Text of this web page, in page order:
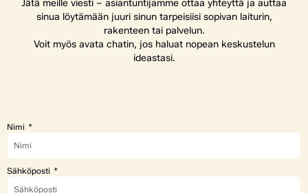
Jätä meille viesti – asiantuntijamme ottaa yhteyttä ja auttaa
sinua löytämään juuri sinun tarpeisiisi sopivan laiturin,
rakenteen tai palvelun.
Voit myös avata chatin, jos haluat nopean keskustelun
ideastasi.
Nimi
Sähköposti